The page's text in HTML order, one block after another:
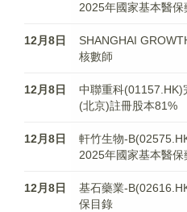
2025年國家基本醫保
12月8日
SHANGHAI
核數師
12月8日
中聯重科(01157.HK)
(北京)註冊股本81%
12月8日
軒竹生物-
2025年國家基本醫保
12月8日
基石藥業-
保目錄